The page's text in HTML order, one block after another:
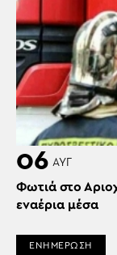
06 ΑΥΓ
Φωτιά στο
εναέρια μέσα
ΕΝΗΜΕΡΩΣΗ